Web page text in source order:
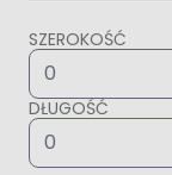
SZEROKOŚĆ
DŁUGOŚĆ